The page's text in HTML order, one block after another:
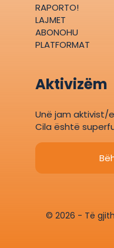
RAPORTO!
LAJMET
ABONOHU
PLATFORMAT
Aktivizëm
Unë jam aktivist/
Cila është
© 2026 - Të